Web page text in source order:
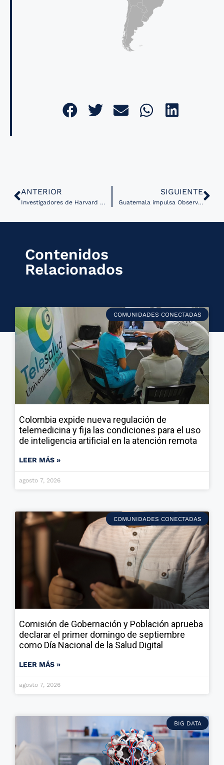
ANTERIOR
Investigadores de Harvard desarrollan IA que explica su razonamiento médico paso a paso
SIGUIENTE
Guatemala impulsa Observatorio Nacional de Medicamentos para fortalecer la transparencia y el acceso equitativo a la salud
Contenidos
Relacionados
COMUNIDADES CONECTADAS
Colombia expide nueva regulación de
telemedicina y fija las condiciones para el uso
de inteligencia artificial en la atención remota
LEER MÁS »
agosto 7, 2026
COMUNIDADES CONECTADAS
Comisión de Gobernación y Población aprueba
declarar el primer domingo de septiembre
como Día Nacional de la Salud Digital
LEER MÁS »
agosto 7, 2026
BIG DATA